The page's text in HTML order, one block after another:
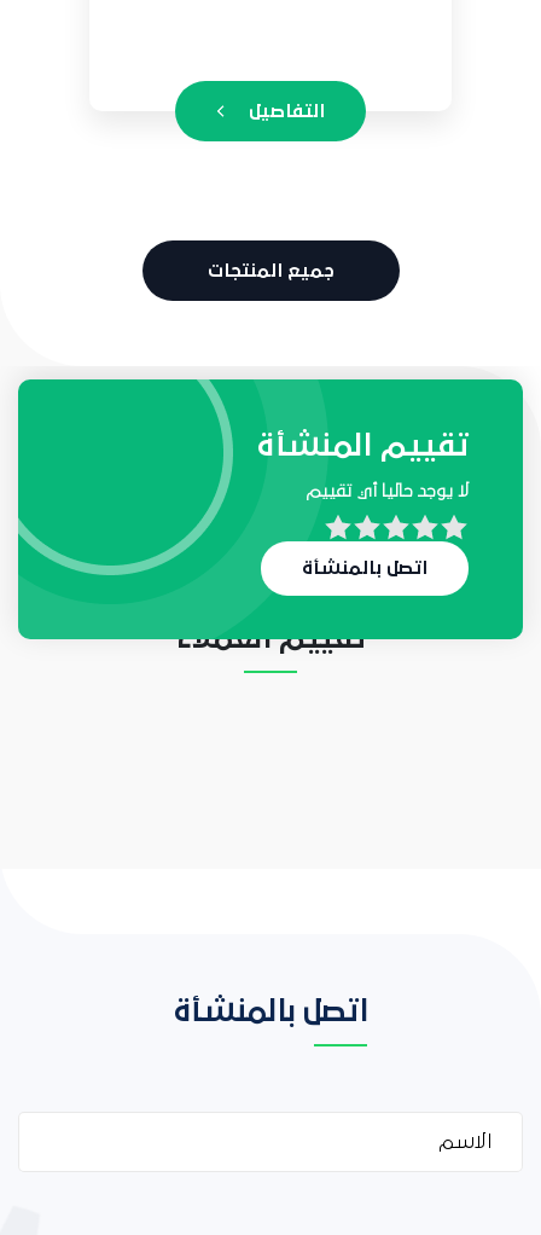
التفاصيل
جميع المنتجات
طلبات واحتياجات المنشأة
لا يوجد حاليا أي طلب
تقييم العملاء
تقييم المنشأة
لا يوجد حاليا أي تقييم
اتصل بالمنشأة
اتصل بالمنشأة